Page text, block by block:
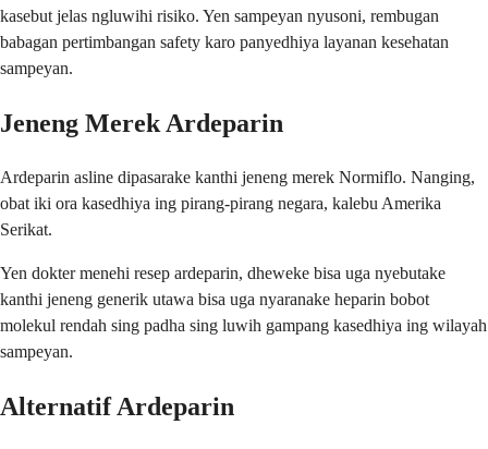
kasebut jelas ngluwihi risiko. Yen sampeyan nyusoni, rembugan
babagan pertimbangan safety karo panyedhiya layanan kesehatan
sampeyan.
Jeneng Merek Ardeparin
Ardeparin asline dipasarake kanthi jeneng merek Normiflo. Nanging,
obat iki ora kasedhiya ing pirang-pirang negara, kalebu Amerika
Serikat.
Yen dokter menehi resep ardeparin, dheweke bisa uga nyebutake
kanthi jeneng generik utawa bisa uga nyaranake heparin bobot
molekul rendah sing padha sing luwih gampang kasedhiya ing wilayah
sampeyan.
Alternatif Ardeparin